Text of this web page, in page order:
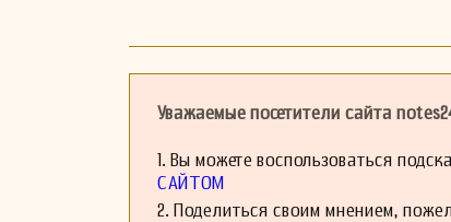
После
советов у
обеспечить
Уважаемые посетители сайта
1. Вы можете воспользоваться
САЙТОМ
2. Поделиться своим мнением,